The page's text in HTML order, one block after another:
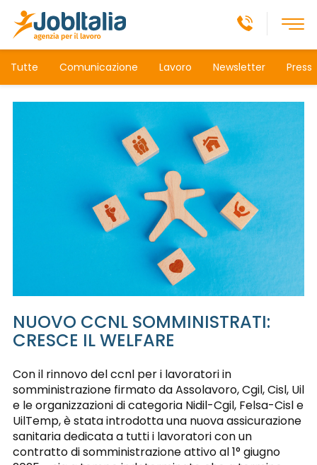
Tutte Comunicazione Lavoro Newsletter Press
NUOVO CCNL SOMMINISTRATI:
CRESCE IL WELFARE
Con il rinnovo del ccnl per i lavoratori in
somministrazione firmato da Assolavoro, Cgil, Cisl, Uil
e le organizzazioni di categoria Nidil-Cgil, Felsa-Cisl e
UilTemp, è stata introdotta una nuova assicurazione
sanitaria dedicata a tutti i lavoratori con un
contratto di somministrazione attivo al 1° giugno